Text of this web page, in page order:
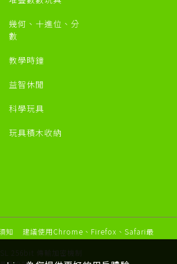
幾何、十進位、分
數
教學時鐘
益智休閒
科學玩具
玩具積木收納
知
建議使用Chrome、Firefox、Safari最
256bit 傳輸加密機制